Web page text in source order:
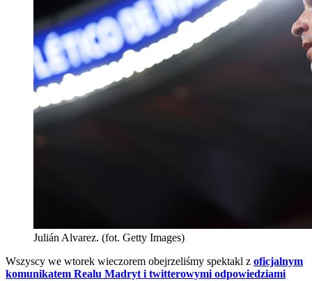
Julián Alvarez. (fot. Getty Images)
Wszyscy we wtorek wieczorem obejrzeliśmy spektakl z oficjalnym
komunikatem Realu Madryt i twitterowymi odpowiedziami